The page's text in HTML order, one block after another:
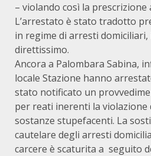
– violando così la
L’arrestato è stato tradotto
in regime di arresti
direttissimo.
Ancora a Palombara Sabina,
locale Stazione hanno
stato notificato un
per reati inerenti la violazione
sostanze stupefacenti. La
cautelare degli arresti
carcere è scaturita a seguito